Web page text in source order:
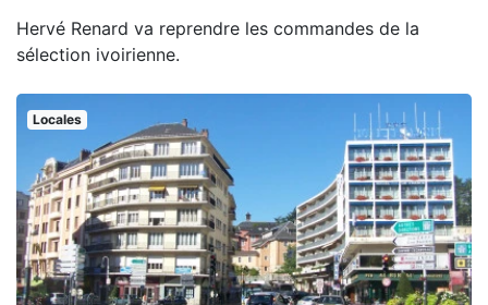
Hervé Renard va reprendre les commandes de la
sélection ivoirienne.
Locales